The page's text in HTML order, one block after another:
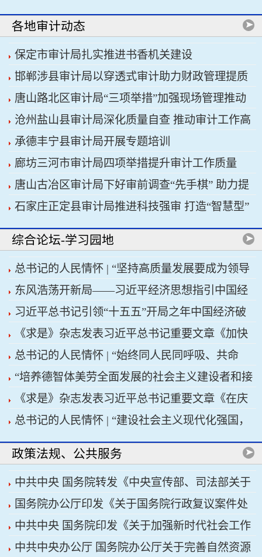
各地审计动态
保定市审计局扎实推进书香机关建设
邯郸涉县审计局以穿透式审计助力财政管理提质
增效
唐山路北区审计局“三项举措”加强现场管理推动
审计工作科学规范
沧州盐山县审计局深化质量自查 推动审计工作高
质量发展
承德丰宁县审计局开展专题培训
廊坊三河市审计局四项举措提升审计工作质量
唐山古冶区审计局下好审前调查“先手棋” 助力提
升项目质效
石家庄正定县审计局推进科技强审 打造“智慧型”
审计机关
综合论坛-学习园地
总书记的人民情怀 | “坚持高质量发展要成为领导
干部政绩观的重要内容”
东风浩荡开新局——习近平经济思想指引中国经
济高质量发展行稳致远
习近平总书记引领“十五五”开局之年中国经济破
浪前行
《求是》杂志发表习近平总书记重要文章《加快
建设健康中国》
总书记的人民情怀 | “始终同人民同呼吸、共命
运、心连心”
“培养德智体美劳全面发展的社会主义建设者和接
班人”——习近平总书记的重要论述指引基础教育
改革发展开创新局面
《求是》杂志发表习近平总书记重要文章《在庆
祝中国共产党成立105周年大会上的讲话》
总书记的人民情怀 | “建设社会主义现代化强国，
关键在科技自立自强”
政策法规、公共服务
中共中央 国务院转发《中央宣传部、司法部关于
开展法治宣传教育的第九个五年规划（2026——
2030年）》
国务院办公厅印发《关于国务院行政复议案件处
理程序的若干规定》
中共中央 国务院印发《关于加强新时代社会工作
的意见》
中共中央办公厅 国务院办公厅关于完善自然资源